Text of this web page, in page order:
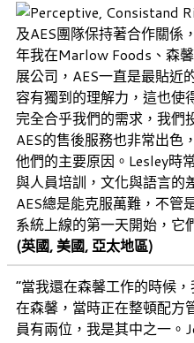
及AES團隊保持著合作關係
年我在Marlow Foods、森
展公司，AES一直是最貼近
容有獨到的理解力，這也使
完全合乎我們的需求，我們
AES的售後服務也非常出色
他們的主要原因。Lesley時
與人員培訓，文化與語言的
AES總是能克服萬難，不管
系統上線的第一天開始，它
(英國, 美國, 亞太地區)
“當我還在森馨工作的時候
在森馨，當時正在整頓配方
員有兩位，我是其中之一。